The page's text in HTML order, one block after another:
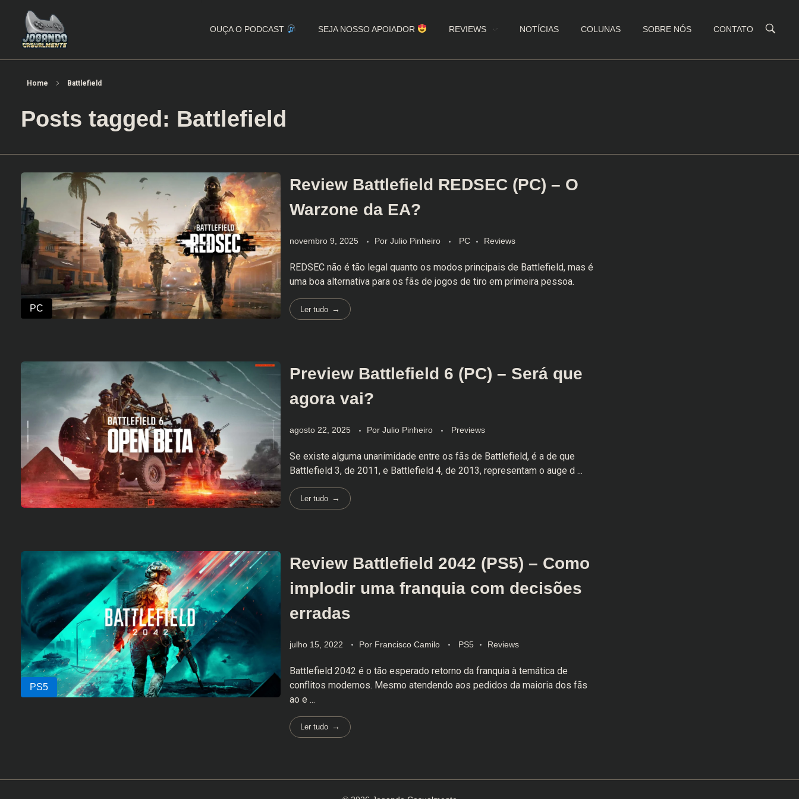
OUÇA O PODCAST SEJA NOSSO APOIADOR REVIEWS NOTÍCIAS COLUNAS SOBRE NÓS CONTATO
Home Battlefield
Posts tagged: Battlefield
Review Battlefield REDSEC (PC) – O
Warzone da EA?
novembro 9, 2025 Por Julio Pinheiro PC Reviews
REDSEC não é tão legal quanto os modos principais de Battlefield, mas é
uma boa alternativa para os fãs de jogos de tiro em primeira pessoa.
Ler tudo
Preview Battlefield 6 (PC) – Será que
agora vai?
agosto 22, 2025 Por Julio Pinheiro Previews
Se existe alguma unanimidade entre os fãs de Battlefield, é a de que
Battlefield 3, de 2011, e Battlefield 4, de 2013, representam o auge d ...
Ler tudo
Review Battlefield 2042 (PS5) – Como
implodir uma franquia com decisões
erradas
julho 15, 2022 Por Francisco Camilo PS5 Reviews
Battlefield 2042 é o tão esperado retorno da franquia à temática de
conflitos modernos. Mesmo atendendo aos pedidos da maioria dos fãs
ao e ...
Ler tudo